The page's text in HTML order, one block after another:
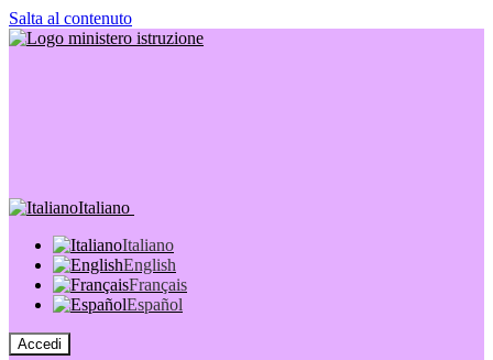
Salta al contenuto
Italiano
Italiano
English
Français
Español
Accedi